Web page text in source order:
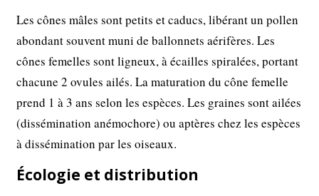
Les cônes mâles sont petits et caducs, libérant un pollen
abondant souvent muni de ballonnets aérifères. Les
cônes femelles sont ligneux, à écailles spiralées, portant
chacune 2 ovules ailés. La maturation du cône femelle
prend 1 à 3 ans selon les espèces. Les graines sont ailées
(dissémination anémochore) ou aptères chez les espèces
à dissémination par les oiseaux.
Écologie et distribution